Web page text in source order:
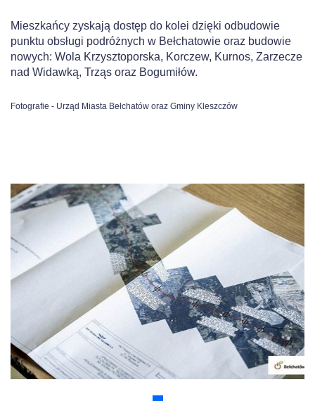
Mieszkańcy zyskają dostęp do kolei dzięki odbudowie
punktu obsługi podróżnych w Bełchatowie oraz budowie
nowych: Wola Krzysztoporska, Korczew, Kurnos, Zarzecze
nad Widawką, Trząs oraz Bogumiłów.
Fotografie - Urząd Miasta Bełchatów oraz Gminy Kleszczów